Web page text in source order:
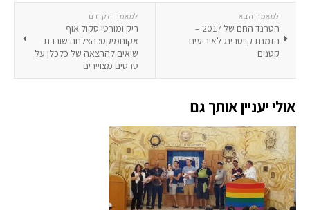
למאמר הקודם
ריק ומורטי סקול אוף
אקונומיקס: הצלחה שוברת
שיאים להרצאה של כלכלן על
סרטים מצויירים
למאמר הבא
הטרנד החם של 2017 –
הזמנת קייטרינג לאירועים
קטנים
אולי יעניין אותך גם